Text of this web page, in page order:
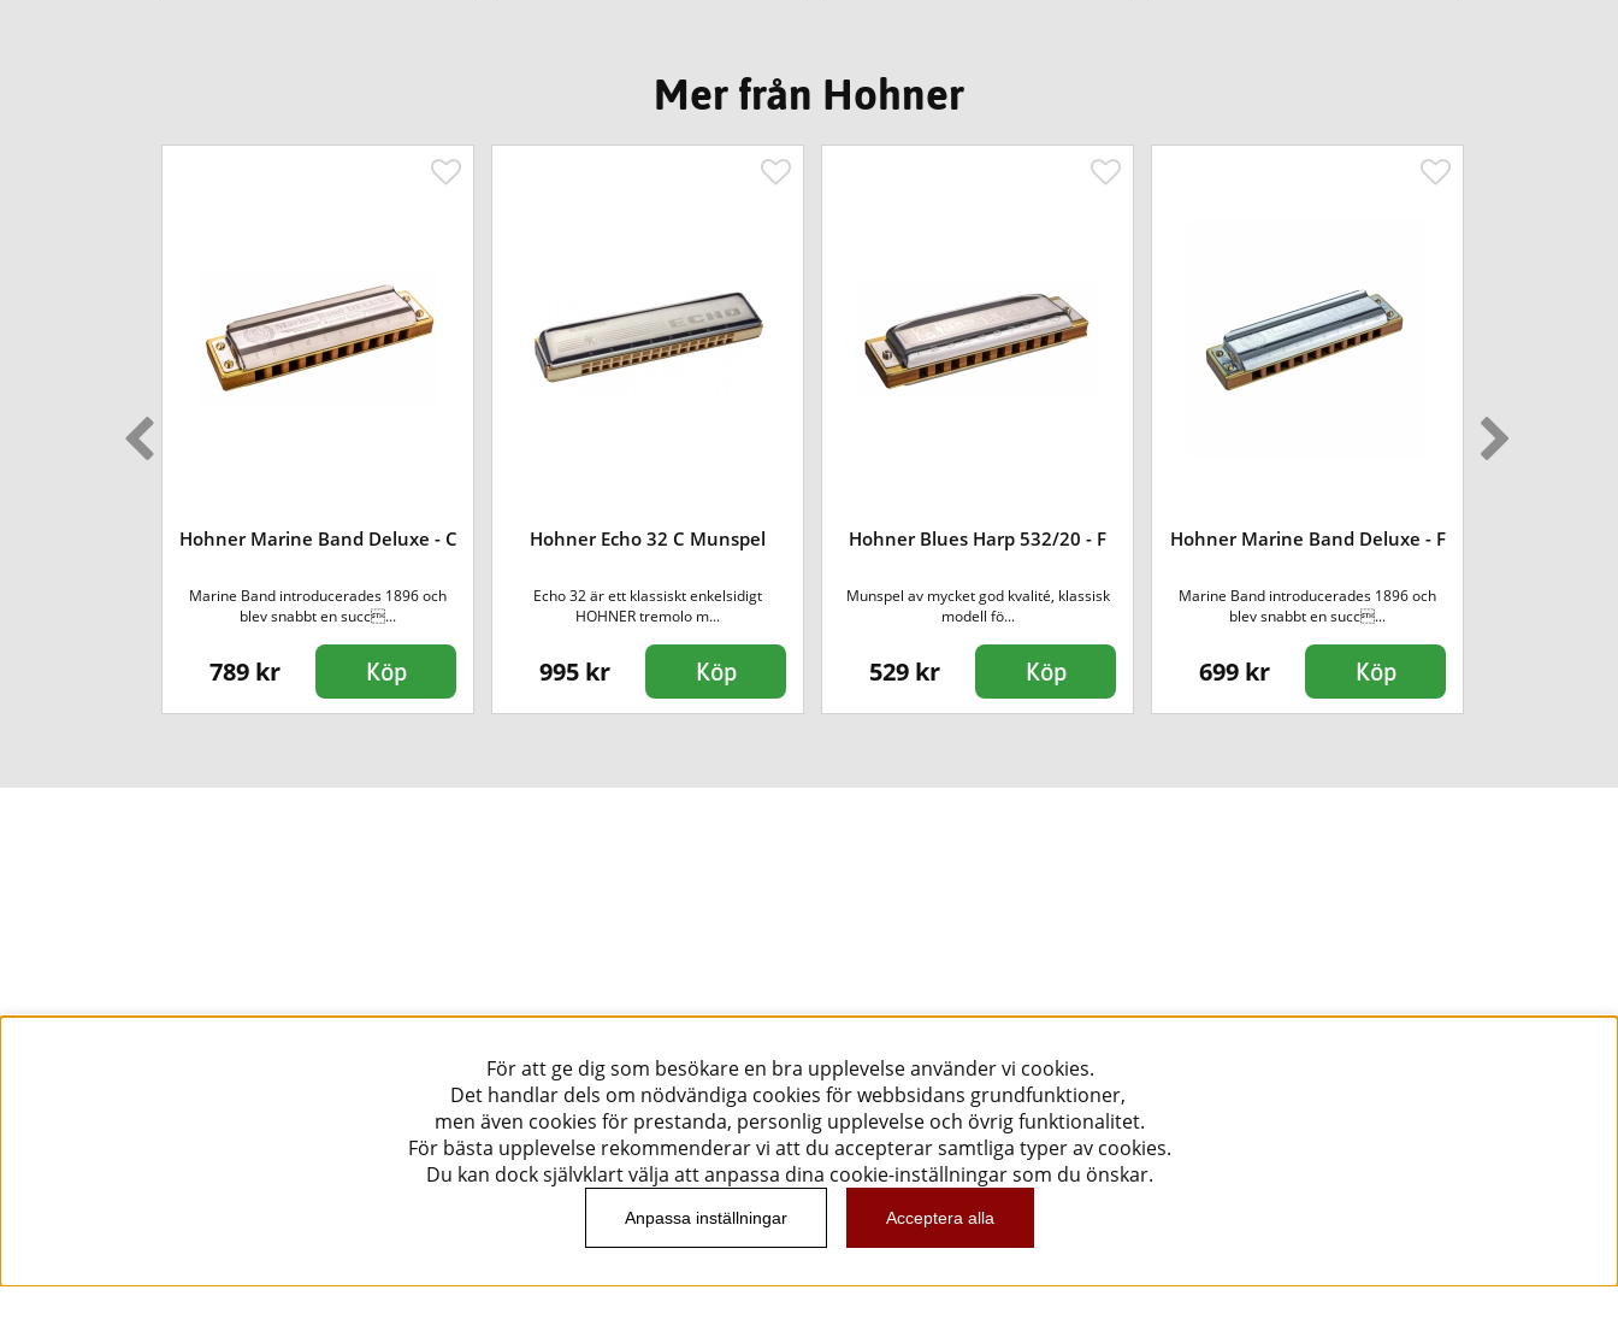
Mer från Hohner
Hohner Marine Band Deluxe - C
Marine Band introducerades 1896 och
blev snabbt en succ...
789 kr Köp
Hohner Echo 32 C Munspel
Echo 32 är ett klassiskt enkelsidigt
HOHNER tremolo m...
995 kr Köp
Hohner Blues Harp 532/20 - F
Munspel av mycket god kvalité, klassisk
modell fö...
529 kr Köp
Hohner Marine Band Deluxe - F
Marine Band introducerades 1896 och
blev snabbt en succ...
699 kr Köp
För att ge dig som besökare en bra upplevelse använder vi cookies.
Det handlar dels om nödvändiga cookies för webbsidans grundfunktioner,
men även cookies för prestanda, personlig upplevelse och övrig funktionalitet.
För bästa upplevelse rekommenderar vi att du accepterar samtliga typer av cookies.
Du kan dock självklart välja att anpassa dina cookie-inställningar som du önskar.
Anpassa inställningar Acceptera alla